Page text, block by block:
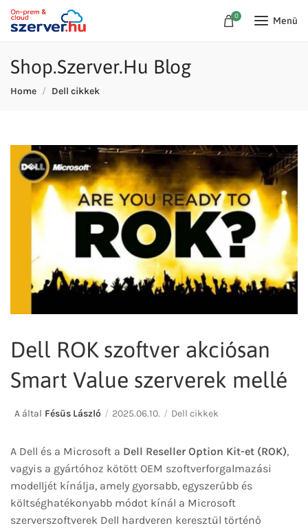
0 Menü
Shop.Szerver.Hu Blog
Home Dell cikkek
Dell ROK szoftver akciósan
Smart Value szerverek mellé
A által Fésüs László 2025.06.10. Dell cikkek
A Dell és a Microsoft a Dell Reseller Option Kit-et (ROK),
vagyis a gyártóhoz kötött OEM szoftverforgalmazási
modelljét kínálja, amely gyorsabb, egyszerűbb és
költséghatékonyabb módot kínál a Microsoft
szerverszoftverek Dell hardveren keresztül történő